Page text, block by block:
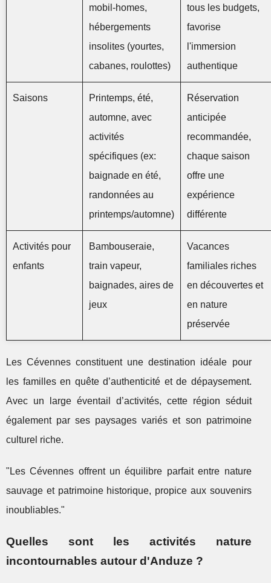
mobil-homes,
hébergements
insolites (yourtes,
cabanes, roulottes)
tous les budgets,
favorise
l'immersion
authentique
Saisons
Printemps, été,
automne, avec
activités
spécifiques (ex:
baignade en été,
randonnées au
printemps/automne)
Réservation
anticipée
recommandée,
chaque saison
offre une
expérience
différente
Activités pour
enfants
Bambouseraie,
train vapeur,
baignades, aires de
jeux
Vacances
familiales riches
en découvertes et
en nature
préservée
Les Cévennes constituent une destination idéale pour
les familles en quête d’authenticité et de dépaysement.
Avec un large éventail d’activités, cette région séduit
également par ses paysages variés et son patrimoine
culturel riche.
"Les Cévennes offrent un équilibre parfait entre nature
sauvage et patrimoine historique, propice aux souvenirs
inoubliables."
Quelles sont les activités nature
incontournables autour d'Anduze ?